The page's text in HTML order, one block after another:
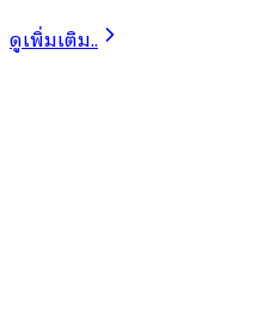
ดูเพิ่มเติม..